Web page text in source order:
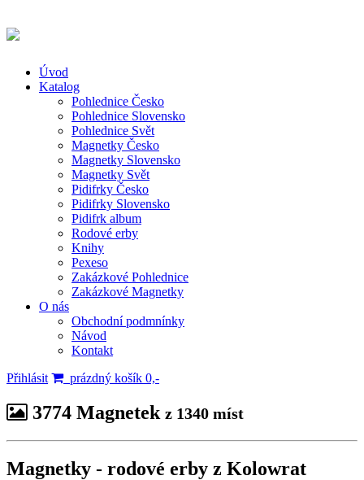
Úvod
Katalog
Pohlednice Česko
Pohlednice Slovensko
Pohlednice Svět
Magnetky Česko
Magnetky Slovensko
Magnetky Svět
Pidifrky Česko
Pidifrky Slovensko
Pidifrk album
Rodové erby
Knihy
Pexeso
Zakázkové Pohlednice
Zakázkové Magnetky
O nás
Obchodní podmnínky
Návod
Kontakt
Přihlásit
prázdný košík 0,-
3774 Magnetek z 1340 míst
Magnetky - rodové erby z Kolowrat